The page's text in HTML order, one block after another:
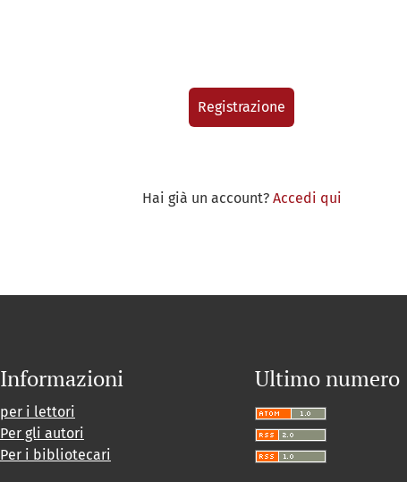
Registrazione
Hai già un account? Accedi qui
Informazioni
per i lettori
Per gli autori
Per i bibliotecari
Ultimo numero